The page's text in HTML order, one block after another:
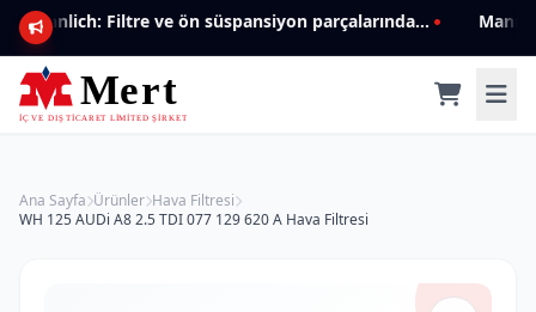
Mannlich: Filtre ve ön süspansiyon parçalarında genişleyen ürün yelpazesiyle kalite ve güven.
Ana Sayfa Ürünler Hava Filtresi
WH 125 AUDi A8 2.5 TDI 077 129 620 A Hava Filtresi